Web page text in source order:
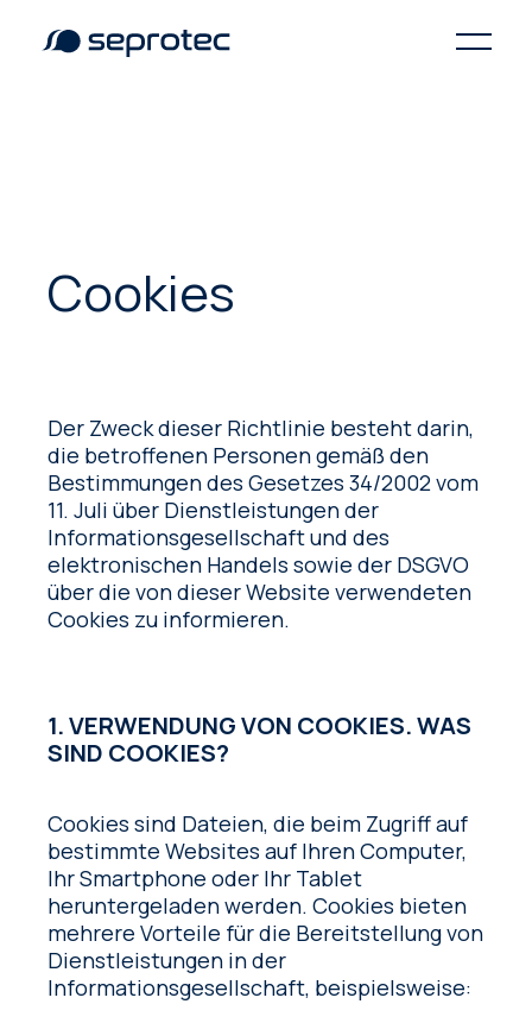
Cookies
Der Zweck dieser Richtlinie besteht darin,
die betroffenen Personen gemäß den
Bestimmungen des Gesetzes 34/2002 vom
11. Juli über Dienstleistungen der
Informationsgesellschaft und des
elektronischen Handels sowie der DSGVO
über die von dieser Website verwendeten
Cookies zu informieren.
1. VERWENDUNG VON COOKIES. WAS
SIND COOKIES?
Cookies sind Dateien, die beim Zugriff auf
bestimmte Websites auf Ihren Computer,
Ihr Smartphone oder Ihr Tablet
heruntergeladen werden. Cookies bieten
mehrere Vorteile für die Bereitstellung von
Dienstleistungen in der
Informationsgesellschaft, beispielsweise: